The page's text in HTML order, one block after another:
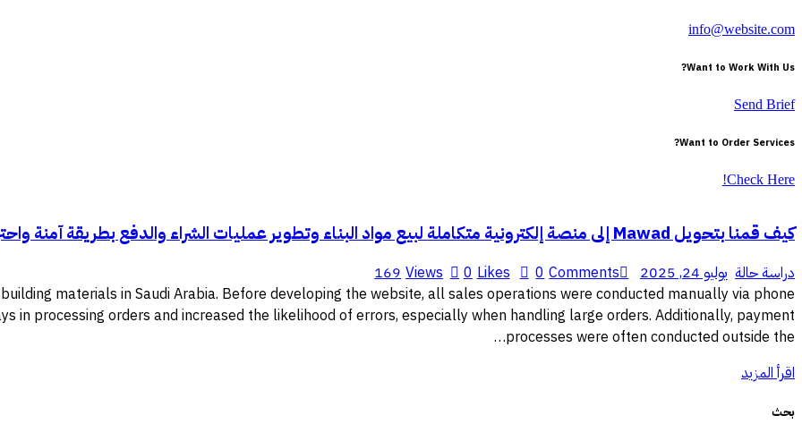
info@website.com
Want to Work With Us?
Send Brief
Want to Order Services?
Check Here!
كيف قمنا بتحويل Mawad إلى منصة إلكترونية متكاملة لبيع مواد البناء وتطوير عمليات الشراء والدفع بطريقة آمنة واحترافية
دراسة حالة يوليو 24, 2025 169Views 0Likes 0Comments
materials in Saudi Arabia. Before developing the website, all sales operations were conducted manually via phone
in processing orders and increased the likelihood of errors, especially when handling large orders. Additionally, payment
processes were often conducted outside the…
اقرأ المزيد
بحث